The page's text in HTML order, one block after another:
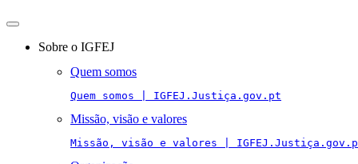
Toggle
navigationSobre o IGFEJ
Quem somos
Quem somos | IGFEJ.Justiça.gov.pt
Missão, visão e valores
Missão, visão e valores |